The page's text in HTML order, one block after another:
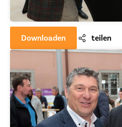
Downloaden teilen